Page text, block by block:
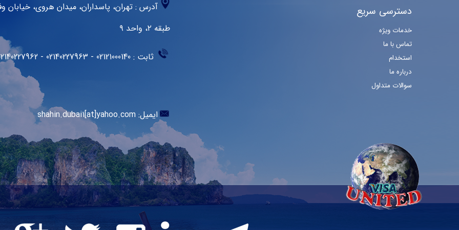
دسترسی سریع
خدمات ویژه
تماس با ما
استخدام
درباره ما
سوالات متداول
آدرس :
طبقه ۲، واحد ۹
ثابت : 02121000140 - 02140227963 - 02140227962 - 02140227961
ایمیل: shahin.dubai1[at]yahoo.com